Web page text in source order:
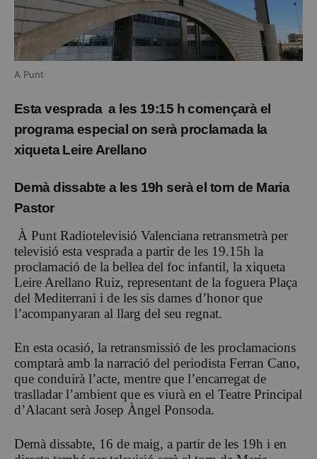
A Punt
Esta vesprada a les 19:15 h començarà el
programa especial on serà proclamada la
xiqueta Leire Arellano
Demà dissabte a les 19h serà el torn de Maria
Pastor
À Punt Radiotelevisió Valenciana retransmetrà per
televisió esta vesprada a partir de les 19.15h la
proclamació de la bellea del foc infantil, la xiqueta
Leire Arellano Ruiz, representant de la foguera Plaça
del Mediterrani i de les sis dames d’honor que
l’acompanyaran al llarg del seu regnat.
En esta ocasió, la retransmissió de les proclamacions
comptarà amb la narració del periodista Ferran Cano,
que conduirà l’acte, mentre que l’encarregat de
traslladar l’ambient que es viurà en el Teatre Principal
d’Alacant serà Josep Àngel Ponsoda.
Demà dissabte, 16 de maig, a partir de les 19h i en